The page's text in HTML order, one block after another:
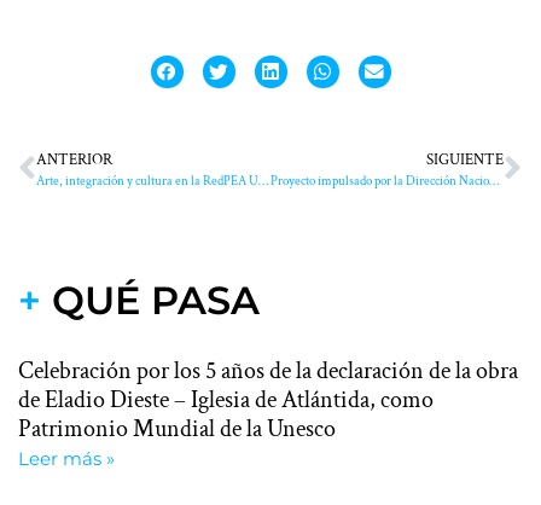
ANTERIOR
Arte, integración y cultura en la RedPEA Uruguay
SIGUIENTE
Proyecto impulsado por la Dirección Nacional de Cultura (MEC) seleccionado en la convocatoria 2026 del Programa UNESCO-Aschberg
+ QUÉ PASA
Celebración por los 5 años de la declaración de la obra
de Eladio Dieste – Iglesia de Atlántida, como
Patrimonio Mundial de la Unesco
Leer más »